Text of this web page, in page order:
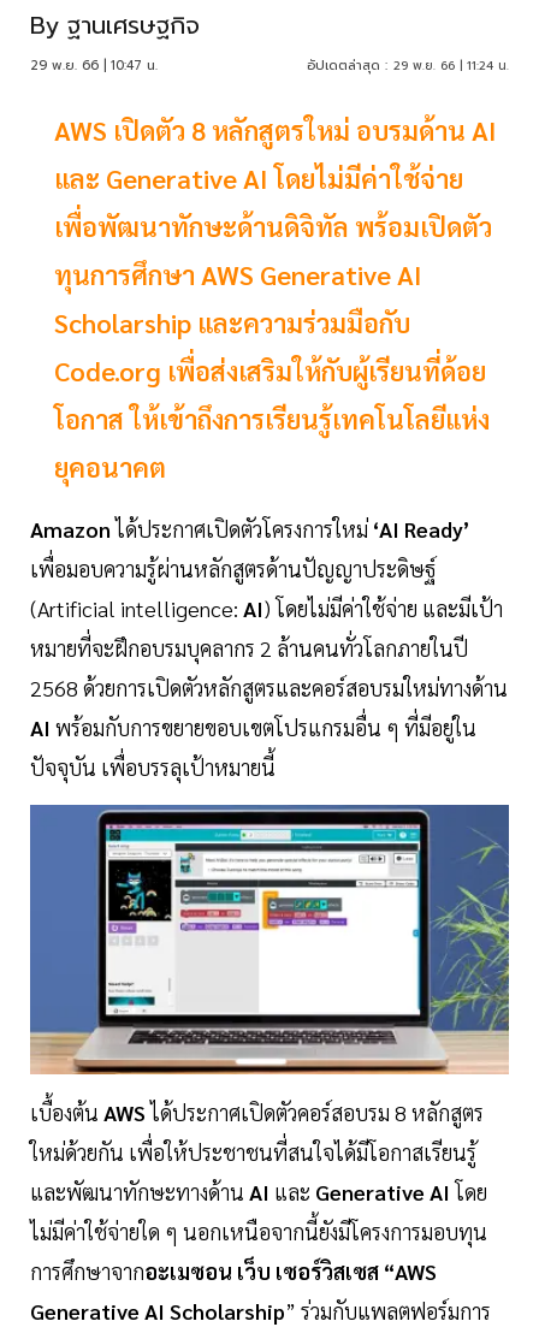
By ฐานเศรษฐกิจ
29 พ.ย. 66 | 10:47 น. อัปเดตล่าสุด : 29 พ.ย. 66 | 11:24 น.
AWS เปิดตัว 8 หลักสูตรใหม่ อบรมด้าน AI
และ Generative AI โดยไม่มีค่าใช้จ่าย
เพื่อพัฒนาทักษะด้านดิจิทัล พร้อมเปิดตัว
ทุนการศึกษา AWS Generative AI
Scholarship และความร่วมมือกับ
Code.org เพื่อส่งเสริมให้กับผู้เรียนที่ด้อย
โอกาส ให้เข้าถึงการเรียนรู้เทคโนโลยีแห่ง
ยุคอนาคต
Amazonได้ประกาศเปิดตัวโครงการใหม่ ‘AI Ready’
เพื่อมอบความรู้ผ่านหลักสูตรด้านปัญญาประดิษฐ์
(Artificial intelligence: AI) โดยไม่มีค่าใช้จ่าย และมีเป้า
หมายที่จะฝึกอบรมบุคลากร 2 ล้านคนทั่วโลกภายในปี
2568 ด้วยการเปิดตัวหลักสูตรและคอร์สอบรมใหม่ทางด้าน
AI พร้อมกับการขยายขอบเขตโปรแกรมอื่น ๆ ที่มีอยู่ใน
ปัจจุบัน เพื่อบรรลุเป้าหมายนี้
เบื้องต้น AWSได้ประกาศเปิดตัวคอร์สอบรม 8 หลักสูตร
ใหม่ด้วยกัน เพื่อให้ประชาชนที่สนใจได้มีโอกาสเรียนรู้
และพัฒนาทักษะทางด้าน AI และ Generative AI โดย
ไม่มีค่าใช้จ่ายใด ๆ นอกเหนือจากนี้ยังมีโครงการมอบทุน
การศึกษาจากอะเมซอน เว็บ เซอร์วิสเซส “AWS
Generative AI Scholarship” ร่วมกับแพลตฟอร์มการ